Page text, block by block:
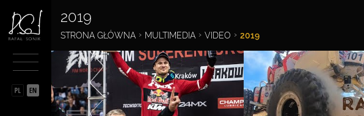
BIOGRAFIA
SPORTOWIEC
PRZĘDSIĘBIORCA
FILANTROP
2019
STRONA GŁÓWNA MULTIMEDIA VIDEO 2019